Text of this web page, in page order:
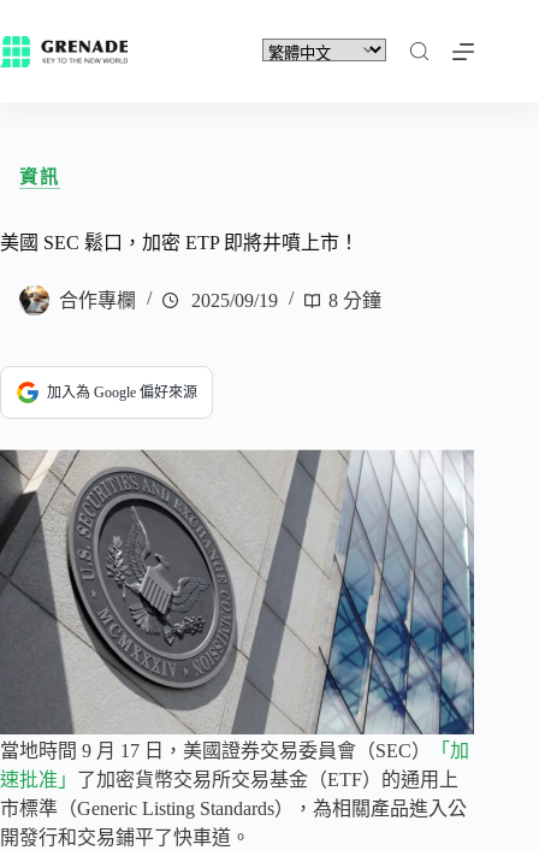
資訊
美國 SEC 鬆口，加密 ETP 即將井噴上市！
合作專欄 2025/09/19 8 分鐘
加入為 Google 偏好來源
當地時間 9 月 17 日，美國證券交易委員會（SEC）
「加
速批准」 了加密貨幣交易所交易基金（ETF）的通用上
市標準（Generic Listing Standards），為相關產品進入公
開發行和交易鋪平了快車道。